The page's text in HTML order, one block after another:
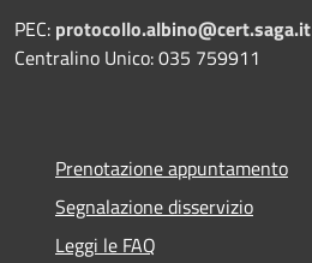
PEC: protocollo.albino@cert.saga.it
Centralino Unico: 035 759911
Prenotazione appuntamento
Segnalazione disservizio
Leggi le FAQ